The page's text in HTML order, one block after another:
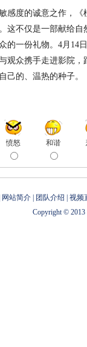
感度的诚意之作，
这不仅是一部献给
的一份礼物。4月14
观众携手走进影院
己的、温热的种子。
愤怒 和谐
网站简介 | 团队介绍 | 视
Copyright © 2013